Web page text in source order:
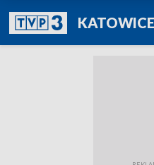
KATOWICE
TVP